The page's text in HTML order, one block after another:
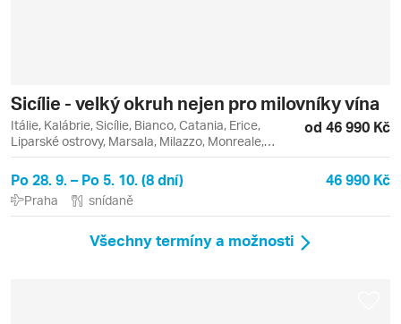
Sicílie - velký okruh nejen pro milovníky vína
Itálie, Kalábrie, Sicílie, Bianco, Catania, Erice,
Liparské ostrovy, Marsala, Milazzo, Monreale,
Palermo, Syrakusy, Vulcano
od 46 990 Kč
Po 28. 9. – Po 5. 10. (8 dní) 46 990 Kč
Praha snídaně
Všechny termíny a možnosti